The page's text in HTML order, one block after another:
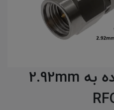
تبدیل ۲.4mm ماده به 2.92mm